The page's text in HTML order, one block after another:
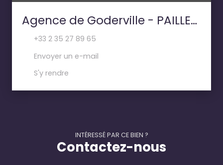
Agence de Goderville - PAILLETTE IMMOBILIER
+33 2 35 27 89 65
Envoyer un e-mail
S'y rendre
INTÉRESSÉ PAR CE BIEN ?
Contactez-nous